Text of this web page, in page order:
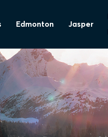
Edmonton Jasper